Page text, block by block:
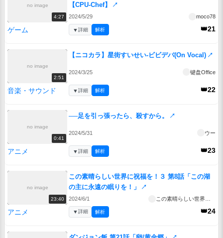
no image
4:27
【CPU-Chef】
↗
2024/5/29 moco78
ゲーム 👑21
▼詳細 解析
no image
2:51
【ニコカラ】星街すいせい-ビビデバ(On Vocal) ↗
2024/3/25 键盘Office
音楽・サウンド 👑22
▼詳細 解析
no image
0:41
──足を引っ張ったら、殺すから。 ↗
2024/5/31 ウー
アニメ 👑23
▼詳細 解析
no image
23:40
この素晴らしい世界に祝福を！３ 第8話「この湖
の主に永遠の眠りを！」
↗
2024/6/1
アニメ 👑24
▼詳細 解析